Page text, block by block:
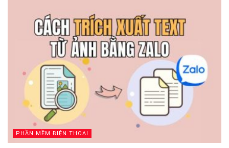
PHẦN MỀM ĐIỆN THOẠI